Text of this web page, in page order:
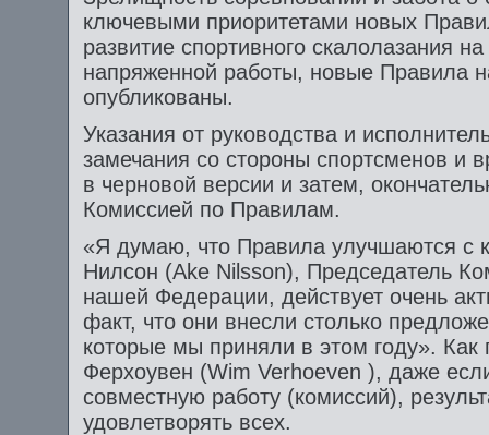
ключевыми приоритетами новых
развитие спортивного скалолазания
напряженной работы, новые Правила
опубликованы.
Указания от руководства и
замечания со стороны спортсменов и
в черновой версии и затем,
Комиссией по Правилам.
«Я думаю, что Правила улучшаются с
Нилсон (Ake Nilsson), Председатель
нашей Федерации, действует очень
факт, что они внесли столько
которые мы приняли в этом году».
Ферхоувен (Wim Verhoeven ), даже
совместную работу (комиссий),
удовлетворять всех.